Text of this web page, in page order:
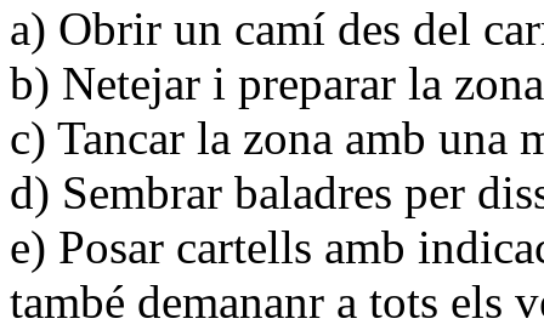
a) Obrir un camí des del
b) Netejar i preparar la
c) Tancar la zona amb una
d) Sembrar baladres per
e) Posar cartells amb
també demananr a tots els